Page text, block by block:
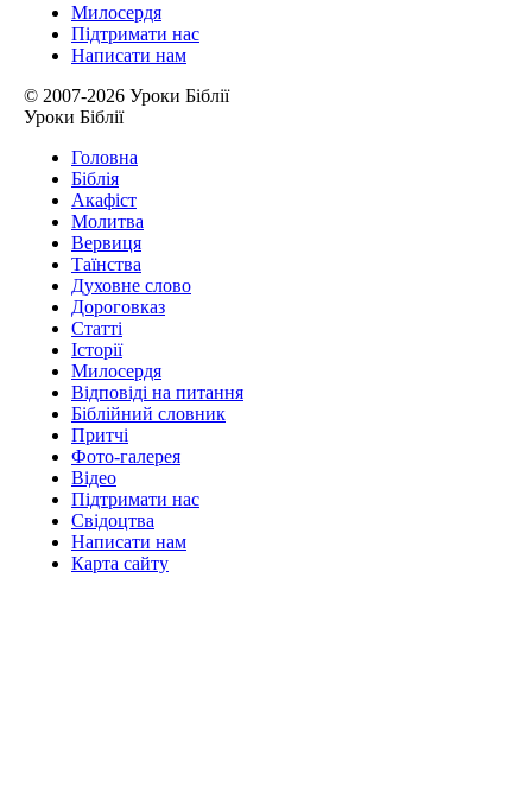
Милосердя
Підтримати нас
Написати нам
© 2007-2026 Уроки Біблії
Уроки Біблії
Головна
Біблія
Акафіст
Молитва
Вервиця
Таїнства
Духовне слово
Дороговказ
Cтатті
Історії
Милосердя
Відповіді на питання
Біблійний словник
Притчі
Фото-галерея
Відео
Підтримати нас
Свідоцтва
Написати нам
Карта сайту